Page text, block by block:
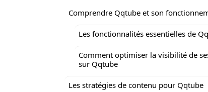
Comprendre Qqtube et son
Les fonctionnalités essentielles de
Comment optimiser la visibilité de
sur Qqtube
Les stratégies de contenu pour Qqtube